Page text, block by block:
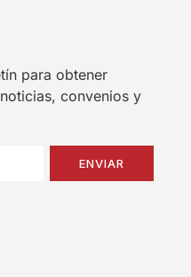
para obtener
convenios y
ENVIAR